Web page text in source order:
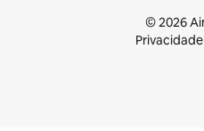
© 2026
Privacidade